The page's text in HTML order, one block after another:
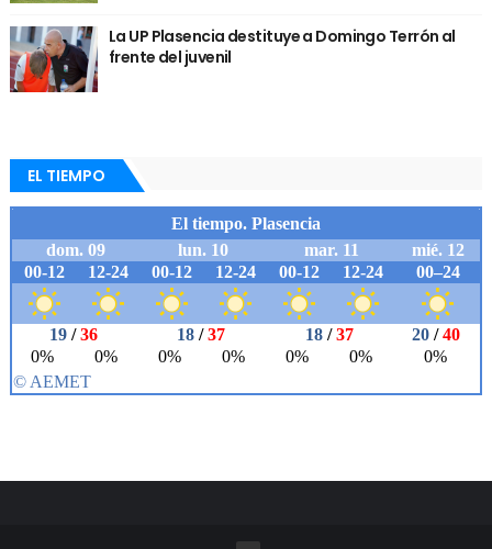
La UP Plasencia destituye a Domingo Terrón al
frente del juvenil
EL TIEMPO